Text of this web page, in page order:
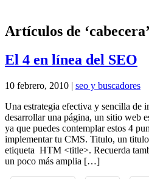
Artículos de ‘cabecera’
El 4 en línea del SEO
10 febrero, 2010 | seo y buscadores
Una estrategia efectiva y sencilla de
desarrollar una página, un sitio web
ya que puedes contemplar estos 4
implementar tu CMS. Titulo, un
etiqueta HTM <title>. Recuerda
un poco más amplia […]